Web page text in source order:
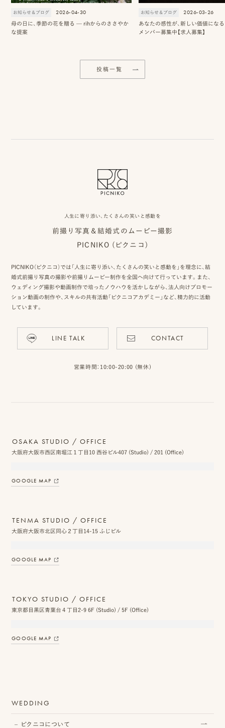
お知らせ＆ブログ 2026-04-30
母の日に、季節の花を贈る — rihからのささやか
な提案
お知らせ＆ブログ 2026-03-26
あなたの感性が、新しい価値にな
メンバー募集中【求人募集】
投稿一覧
人生に寄り添い、たくさんの笑いと感動を
前撮り写真＆結婚式のムービー撮影
PICNIKO (ピクニコ)
PICNIKO（ピクニコ）では「人生に寄り添い、たくさんの笑いと感動を」を理念に、結
婚式前撮り写真の撮影や前撮りムービー制作を全国へ向けて行っています。また、
ウェディング撮影や動画制作で培ったノウハウを活かしながら、法人向けプロモー
ション動画の制作や、スキルの共有活動「ピクニコアカデミー」など、精力的に活動
しています。
LINE TALK CONTACT
営業時間：10:00-20:00 (無休)
OSAKA STUDIO / OFFICE
大阪府大阪市西区南堀江１丁目10 西谷ビル407 (Studio) / 201 (Office)
GOOGLE MAP
TENMA STUDIO / OFFICE
大阪府大阪市北区同心２丁目14-15 ふじビル
GOOGLE MAP
TOKYO STUDIO / OFFICE
東京都目黒区青葉台４丁目2-9 6F (Studio) / 5F (Office)
GOOGLE MAP
WEDDING
ピクニコについて